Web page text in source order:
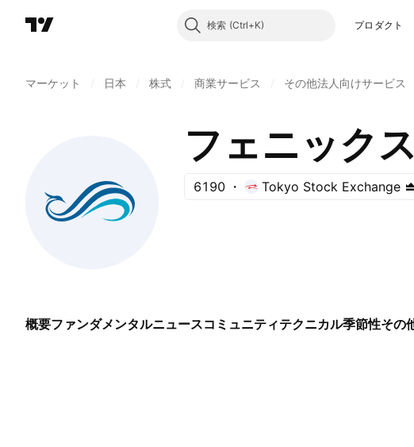
検索 プロダクト
マーケット 日本 株式 商業サービス その他法人向けサービス
フェニック
6190 Tokyo Stock Exchange
概要ファンダメンタルニュースコミュニティテクニカル季節性その